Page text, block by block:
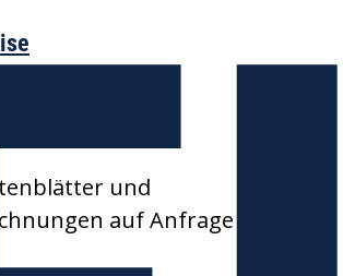
und
auf Anfrage